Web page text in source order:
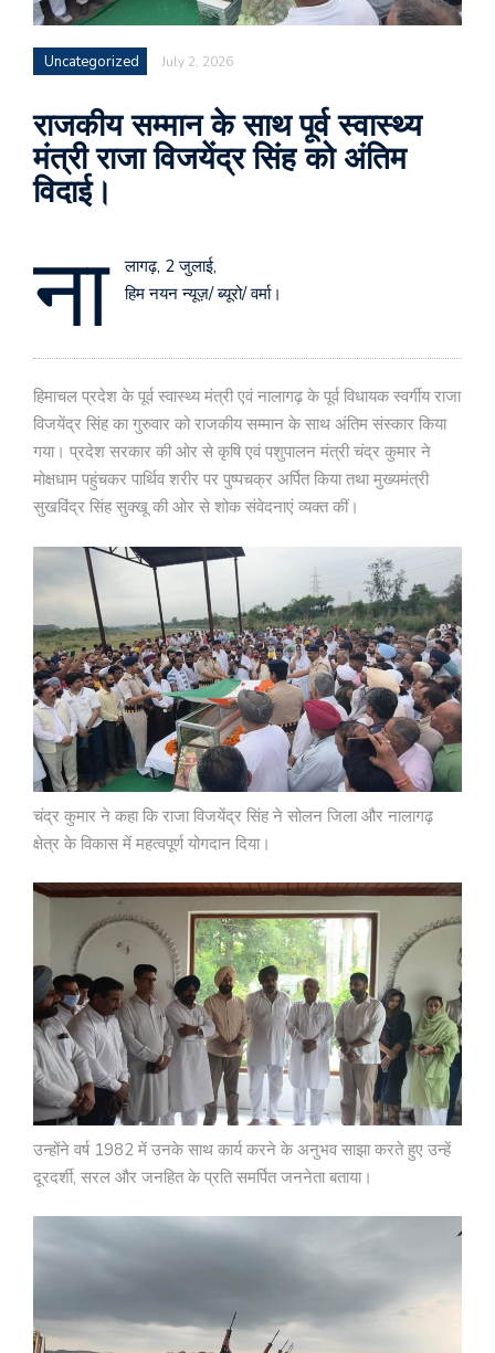
Uncategorized July 2, 2026
राजकीय सम्मान के साथ पूर्व स्वास्थ्य
मंत्री राजा विजयेंद्र सिंह को अंतिम
विदाई।
ना
लागढ़, 2 जुलाई,
हिम नयन न्यूज़/ ब्यूरो/ वर्मा।
हिमाचल प्रदेश के पूर्व स्वास्थ्य मंत्री एवं नालागढ़ के पूर्व विधायक स्वर्गीय राजा
विजयेंद्र सिंह का गुरुवार को राजकीय सम्मान के साथ अंतिम संस्कार किया
गया। प्रदेश सरकार की ओर से कृषि एवं पशुपालन मंत्री चंद्र कुमार ने
मोक्षधाम पहुंचकर पार्थिव शरीर पर पुष्पचक्र अर्पित किया तथा मुख्यमंत्री
सुखविंद्र सिंह सुक्खू की ओर से शोक संवेदनाएं व्यक्त कीं।
चंद्र कुमार ने कहा कि राजा विजयेंद्र सिंह ने सोलन जिला और नालागढ़
क्षेत्र के विकास में महत्वपूर्ण योगदान दिया।
उन्होंने वर्ष 1982 में उनके साथ कार्य करने के अनुभव साझा करते हुए उन्हें
दूरदर्शी, सरल और जनहित के प्रति समर्पित जननेता बताया।